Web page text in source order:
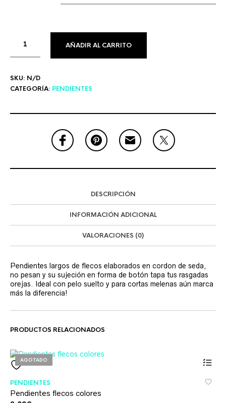
AÑADIR AL CARRITO
SKU: N/D
CATEGORÍA: PENDIENTES
DESCRIPCIÓN
INFORMACIÓN ADICIONAL
VALORACIONES (0)
Pendientes largos de flecos elaborados en cordon de seda,
no pesan y su sujeción en forma de botón tapa tus rasgadas
orejas. Ideal con pelo suelto y para cortas melenas aún marca
más la diferencia!
PRODUCTOS RELACIONADOS
AGOTADO
PENDIENTES
Pendientes flecos colores